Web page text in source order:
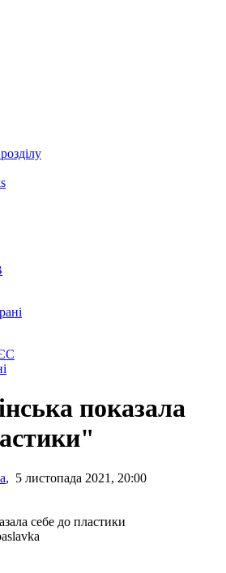
показала
, 5 листопада 2021, 20:00